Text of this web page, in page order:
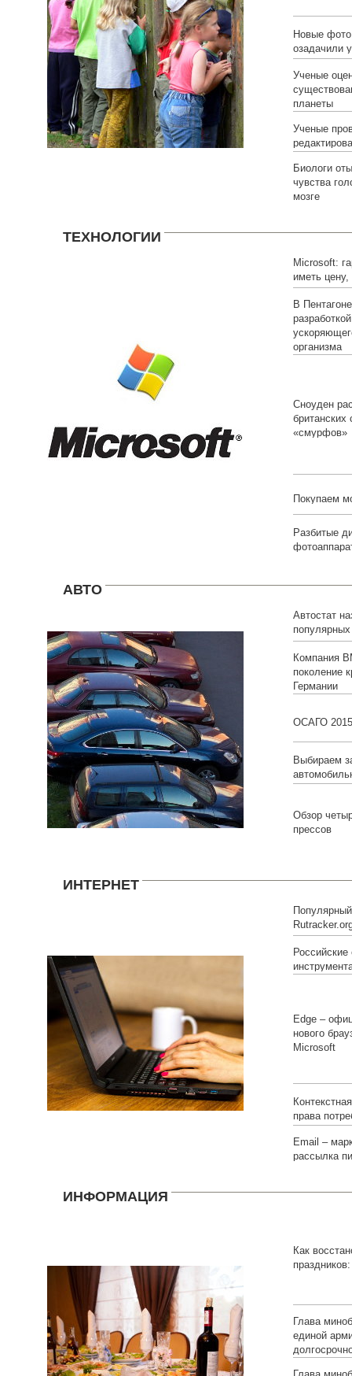
Новые
озадачили
Ученые
планеты
Ученые
Биологи
чувства
мозге
ТЕХНОЛОГИИ
Microsoft:
иметь
В
организма
Сноуден
«смурфов»
Покупаем
Разбитые
АВТО
Автостат
белорусов
Компания
поколение
Германии
ОСАГО 2015
Выбираем
Обзор
прессов
ИНТЕРНЕТ
Популярный
Edge –
нового
Microsoft
права
Email –
рассылка
ИНФОРМАЦИЯ
Как
Глава
единой